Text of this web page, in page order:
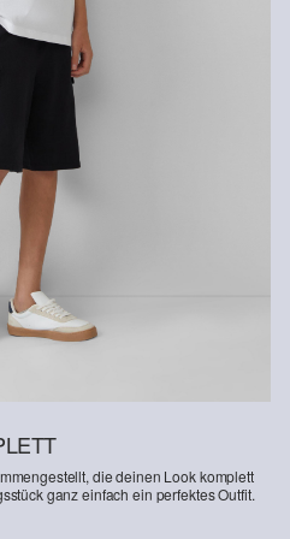
Fasern engagieren wir uns für
Ihre Rohstoffe sind
Du dich für unsere
unterstützt Du unsere Investition
Gemeinschaften zu helfen
und gleichzeitig die Umwelt zu
Better Cotton unterstützt
in sozialer, ökologischer und
innen in nachhaltigeren
Dieses Produkt wird über ein
und enthält daher
responsible-fashion/soziale-
die deinen Look komplett
ganz einfach ein perfektes Outfit.